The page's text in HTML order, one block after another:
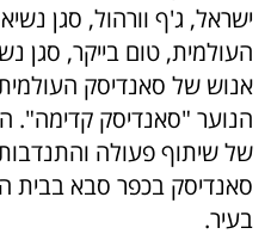
ישראל, ג'ף וורהול, סגן
העולמית, טום בייקר, סגן
אנוש של סאנדיסק
הנוער "סאנדיסק קדימה".
של שיתוף פעולה
סאנדיסק בכפר סבא בבית
בעיר.